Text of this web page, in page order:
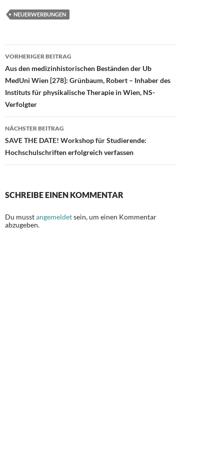
e
b
o
o
k
to
d
o
n
ail
NEUERWERBUNGEN
Beitragsnavigation
VORHERIGER BEITRAG
Aus den medizinhistorischen Beständen der Ub
MedUni Wien [278]: Grünbaum, Robert – Inhaber des
Instituts für physikalische Therapie in Wien, NS-
Verfolgter
NÄCHSTER BEITRAG
SAVE THE DATE! Workshop für Studierende:
Hochschulschriften erfolgreich verfassen
SCHREIBE EINEN KOMMENTAR
Du musstangemeldetsein, um einen Kommentar
abzugeben.